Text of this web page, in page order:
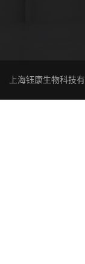
上海钰康生物科技